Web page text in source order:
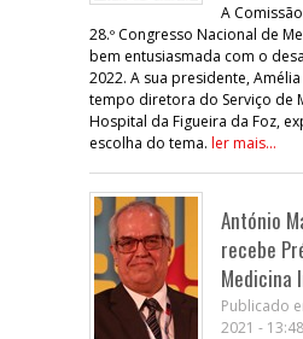
A
28.º Congresso Nacional de
bem entusiasmada com o
2022. A sua presidente,
tempo diretora do Serviço de
Hospital da Figueira da Foz,
escolha do tema. ler mais...
António
recebe
Medicina
Publicado
2021 - 13:48